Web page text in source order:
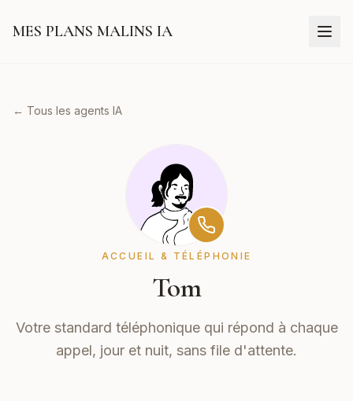
MES PLANS MALINS IA
← Tous les agents IA
ACCUEIL & TÉLÉPHONIE
Tom
Votre standard téléphonique qui répond à chaque
appel, jour et nuit, sans file d'attente.